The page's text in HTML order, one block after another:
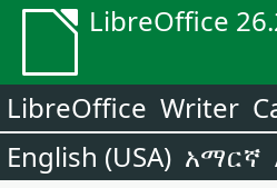
LibreOffice
LibreOffice Writer
English (USA) አማርኛ